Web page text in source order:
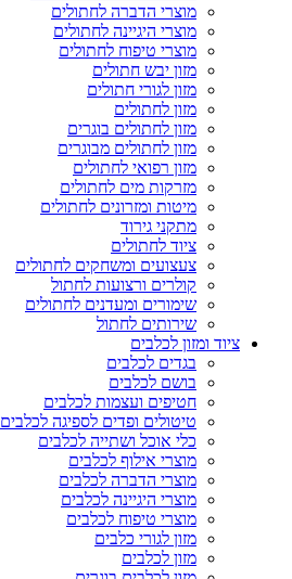
מוצרי הדברה לחתולים
מוצרי היגיינה לחתולים
מוצרי טיפוח לחתולים
מזון יבש חתולים
מזון לגורי חתולים
מזון לחתולים
מזון לחתולים בוגרים
מזון לחתולים מבוגרים
מזון רפואי לחתולים
מזרקות מים לחתולים
מיטות ומזרונים לחתולים
מתקני גירוד
ציוד לחתולים
צעצועים ומשחקים לחתולים
קולרים ורצועות לחתול
שימורים ומעדנים לחתולים
שירותים לחתול
ציוד ומזון לכלבים
בגדים לכלבים
בושם לכלבים
חטיפים ועצמות לכלבים
טיטולים ופדים לספיגה לכלבים
כלי אוכל ושתייה לכלבים
מוצרי אילוף לכלבים
מוצרי הדברה לכלבים
מוצרי היגיינה לכלבים
מוצרי טיפוח לכלבים
מזון לגורי כלבים
מזון לכלבים